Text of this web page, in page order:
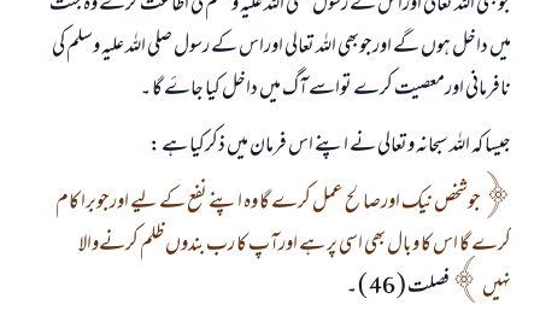
میں داخل ہوں گے اورجوبھی اللہ تعالی اوراس کے رسول صلی اللہ علیہ وسلم کی
نافرمانی اورمعصیت کرے تواسے آگ میں داخل کیا جاۓ گا ۔
جیسا کہ اللہ سبحانہ وتعالی نے اپنے اس فرمان میں ذکرکیا ہے :
جوشخص نیک اورصالح عمل کرے گا وہ اپنے نفع کے لیے اورجوبرا کام
کرے گا اس کا وبال بھی اسی پر ہے اورآپ کا رب بندوں ظلم کرنےوالا
نہیں
فصلت ( 46 ) ۔